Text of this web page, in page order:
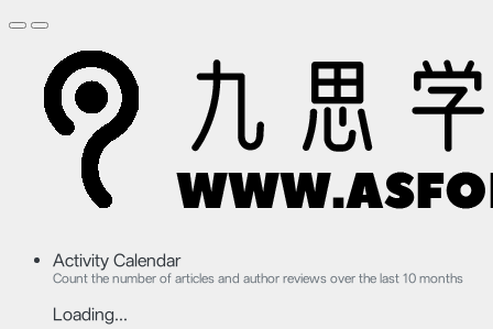
Activity Calendar
Count the number of articles and author reviews over the last 10 months
Loading...